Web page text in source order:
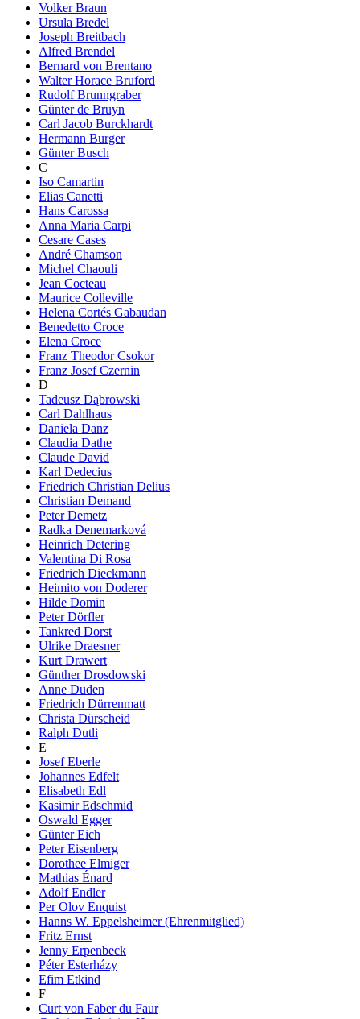
Volker Braun
Ursula Bredel
Joseph Breitbach
Alfred Brendel
Bernard von Brentano
Walter Horace Bruford
Rudolf Brunngraber
Günter de Bruyn
Carl Jacob Burckhardt
Hermann Burger
Günter Busch
C
Iso Camartin
Elias Canetti
Hans Carossa
Anna Maria Carpi
Cesare Cases
André Chamson
Michel Chaouli
Jean Cocteau
Maurice Colleville
Helena Cortés Gabaudan
Benedetto Croce
Elena Croce
Franz Theodor Csokor
Franz Josef Czernin
D
Tadeusz Dąbrowski
Carl Dahlhaus
Daniela Danz
Claudia Dathe
Claude David
Karl Dedecius
Friedrich Christian Delius
Christian Demand
Peter Demetz
Radka Denemarková
Heinrich Detering
Valentina Di Rosa
Friedrich Dieckmann
Heimito von Doderer
Hilde Domin
Peter Dörfler
Tankred Dorst
Ulrike Draesner
Kurt Drawert
Günther Drosdowski
Anne Duden
Friedrich Dürrenmatt
Christa Dürscheid
Ralph Dutli
E
Josef Eberle
Johannes Edfelt
Elisabeth Edl
Kasimir Edschmid
Oswald Egger
Günter Eich
Peter Eisenberg
Dorothee Elmiger
Mathias Énard
Adolf Endler
Per Olov Enquist
Hanns W. Eppelsheimer (Ehrenmitglied)
Fritz Ernst
Jenny Erpenbeck
Péter Esterházy
Efim Etkind
F
Curt von Faber du Faur